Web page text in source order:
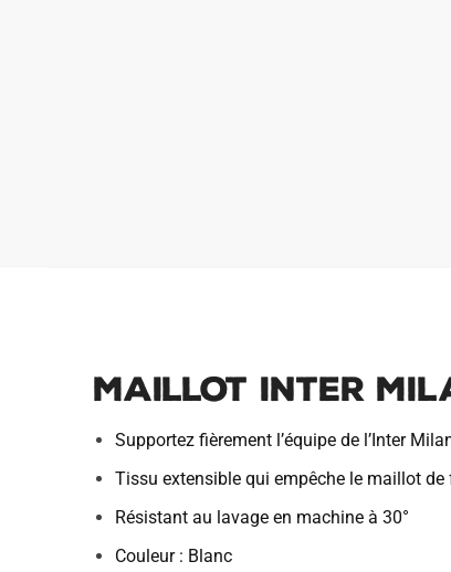
Maillot Inter
Supportez fièrement l’équipe de l’Inter
Tissu extensible qui empêche le maillot
Résistant au lavage en machine à 30°
Couleur : Blanc